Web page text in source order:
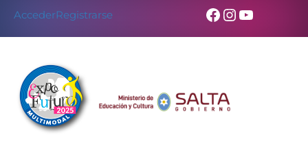
AccederRegistrarse Facebook
Instagram
YouTube